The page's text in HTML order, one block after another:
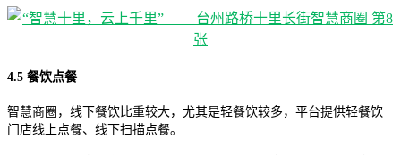
4.5 餐饮点餐
智慧商圈，线下餐饮比重较大，尤其是轻餐饮较多，平台提供轻餐饮
门店线上点餐、线下扫描点餐。